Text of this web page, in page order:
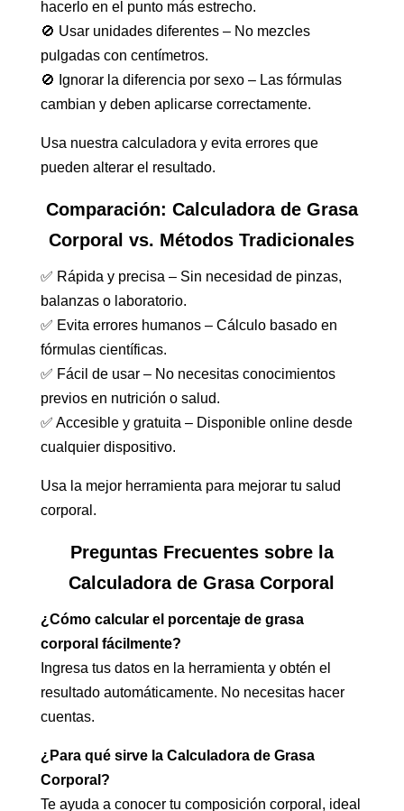
hacerlo en el punto más estrecho.
🚫 Usar unidades diferentes – No mezcles
pulgadas con centímetros.
🚫 Ignorar la diferencia por sexo – Las fórmulas
cambian y deben aplicarse correctamente.
Usa nuestra calculadora y evita errores que
pueden alterar el resultado.
Comparación: Calculadora de Grasa
Corporal vs. Métodos Tradicionales
✅ Rápida y precisa – Sin necesidad de pinzas,
balanzas o laboratorio.
✅ Evita errores humanos – Cálculo basado en
fórmulas científicas.
✅ Fácil de usar – No necesitas conocimientos
previos en nutrición o salud.
✅ Accesible y gratuita – Disponible online desde
cualquier dispositivo.
Usa la mejor herramienta para mejorar tu salud
corporal.
Preguntas Frecuentes sobre la
Calculadora de Grasa Corporal
¿Cómo calcular el porcentaje de grasa
corporal fácilmente?
Ingresa tus datos en la herramienta y obtén el
resultado automáticamente. No necesitas hacer
cuentas.
¿Para qué sirve la Calculadora de Grasa
Corporal?
Te ayuda a conocer tu composición corporal, ideal